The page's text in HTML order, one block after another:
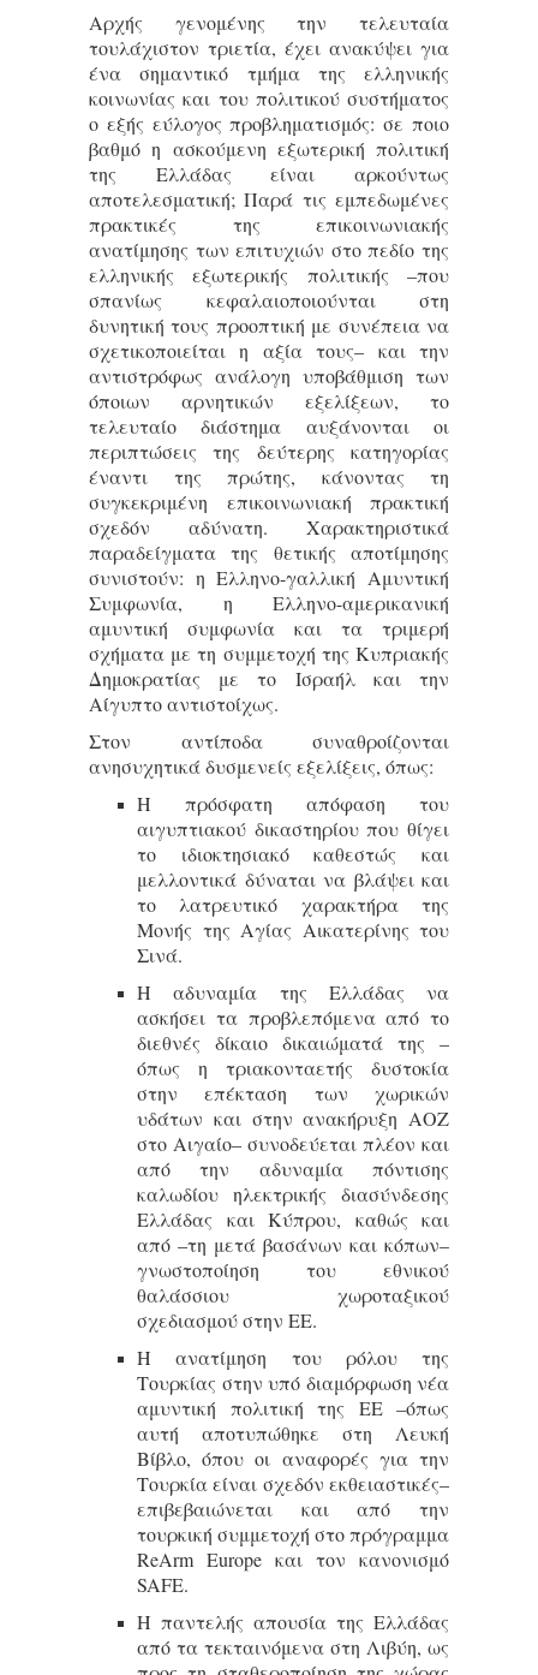
Αρχής γενομένης την τελευταία
τουλάχιστον τριετία, έχει ανακύψει για
ένα σημαντικό τμήμα της ελληνικής
κοινωνίας και του πολιτικού συστήματος
ο εξής εύλογος προβληματισμός: σε ποιο
βαθμό η ασκούμενη εξωτερική πολιτική
της Ελλάδας είναι αρκούντως
αποτελεσματική; Παρά τις εμπεδωμένες
πρακτικές της επικοινωνιακής
ανατίμησης των επιτυχιών στο πεδίο της
ελληνικής εξωτερικής πολιτικής –που
σπανίως κεφαλαιοποιούνται στη
δυνητική τους προοπτική με συνέπεια να
σχετικοποιείται η αξία τους– και την
αντιστρόφως ανάλογη υποβάθμιση των
όποιων αρνητικών εξελίξεων, το
τελευταίο διάστημα αυξάνονται οι
περιπτώσεις της δεύτερης κατηγορίας
έναντι της πρώτης, κάνοντας τη
συγκεκριμένη επικοινωνιακή πρακτική
σχεδόν αδύνατη. Χαρακτηριστικά
παραδείγματα της θετικής αποτίμησης
συνιστούν: η Ελληνο-γαλλική Αμυντική
Συμφωνία, η Ελληνο-αμερικανική
αμυντική συμφωνία και τα τριμερή
σχήματα με τη συμμετοχή της Κυπριακής
Δημοκρατίας με το Ισραήλ και την
Αίγυπτο αντιστοίχως.
Στον αντίποδα συναθροίζονται
ανησυχητικά δυσμενείς εξελίξεις, όπως:
Η πρόσφατη απόφαση του
αιγυπτιακού δικαστηρίου που θίγει
το ιδιοκτησιακό καθεστώς και
μελλοντικά δύναται να βλάψει και
το λατρευτικό χαρακτήρα της
Μονής της Αγίας Αικατερίνης του
Σινά.
Η αδυναμία της Ελλάδας να
ασκήσει τα προβλεπόμενα από το
διεθνές δίκαιο δικαιώματά της –
όπως η τριακονταετής δυστοκία
στην επέκταση των χωρικών
υδάτων και στην ανακήρυξη ΑΟΖ
στο Αιγαίο– συνοδεύεται πλέον και
από την αδυναμία πόντισης
καλωδίου ηλεκτρικής διασύνδεσης
Ελλάδας και Κύπρου, καθώς και
από –τη μετά βασάνων και κόπων–
γνωστοποίηση του εθνικού
θαλάσσιου χωροταξικού
σχεδιασμού στην ΕΕ.
Η ανατίμηση του ρόλου της
Τουρκίας στην υπό διαμόρφωση νέα
αμυντική πολιτική της ΕΕ –όπως
αυτή αποτυπώθηκε στη Λευκή
Βίβλο, όπου οι αναφορές για την
Τουρκία είναι σχεδόν εκθειαστικές–
επιβεβαιώνεται και από την
τουρκική συμμετοχή στο πρόγραμμα
ReArm Europe και τον κανονισμό
SAFE.
Η παντελής απουσία της Ελλάδας
από τα τεκταινόμενα στη Λιβύη, ως